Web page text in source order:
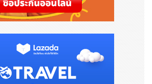
งสำคัญของประเทศไทย